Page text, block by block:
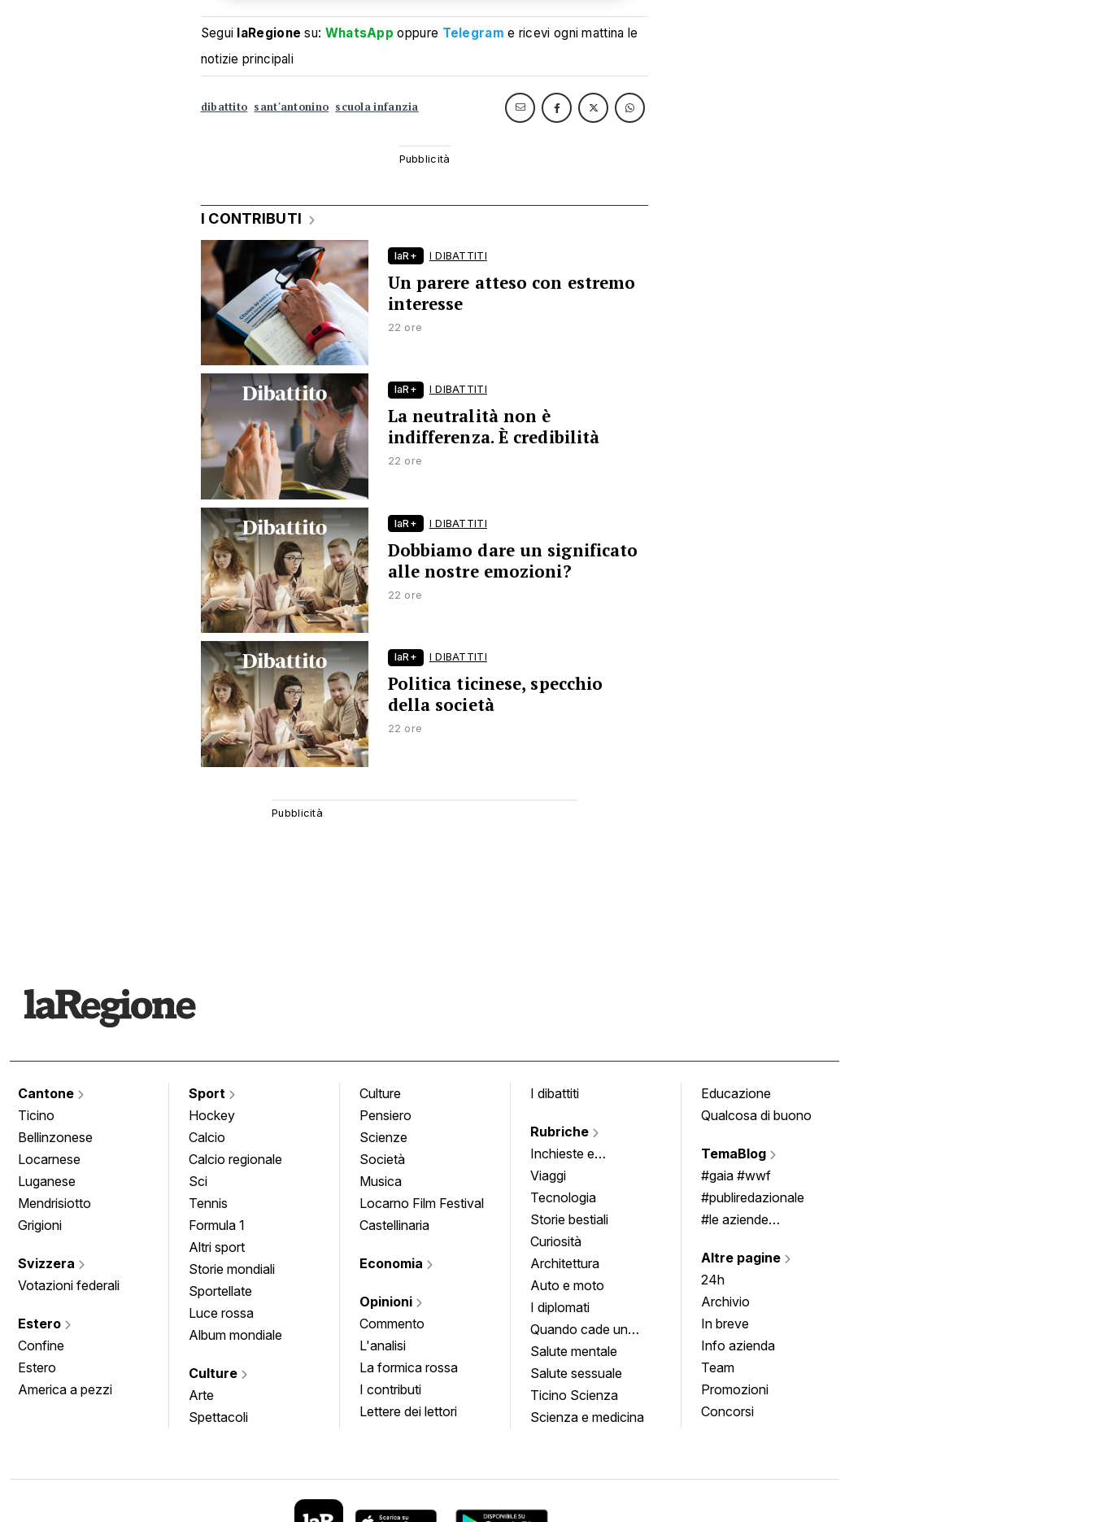
Segui laRegione su: WhatsApp oppure Telegram e ricevi ogni mattina le
notizie principali
dibattito sant'antonino scuola infanzia
I CONTRIBUTI
laR+ I DIBATTITI
Un parere atteso con estremo
interesse
22 ore
laR+ I DIBATTITI
La neutralità non è
indifferenza. È credibilità
22 ore
laR+ I DIBATTITI
Dobbiamo dare un significato
alle nostre emozioni?
22 ore
laR+ I DIBATTITI
Politica ticinese, specchio
della società
22 ore
Cantone
Ticino
Bellinzonese
Locarnese
Luganese
Mendrisiotto
Grigioni
Svizzera
Votazioni federali
Estero
Confine
Estero
America a pezzi
Sport
Hockey
Calcio
Calcio regionale
Sci
Tennis
Formula 1
Altri sport
Storie mondiali
Sportellate
Luce rossa
Album mondiale
Culture
Arte
Spettacoli
Culture
Pensiero
Scienze
Società
Musica
Locarno Film Festival
Castellinaria
Economia
Opinioni
Commento
L'analisi
La formica rossa
I contributi
Lettere dei lettori
I dibattiti
Rubriche
Inchieste e
approfondimenti
Viaggi
Tecnologia
Storie bestiali
Curiosità
Architettura
Auto e moto
I diplomati
Quando cade un
quadro
Salute mentale
Salute sessuale
Ticino Scienza
Scienza e medicina
Educazione
Qualcosa di buono
TemaBlog
#gaia #wwf
#publiredazionale
#le aziende
Altre pagine
24h
Archivio
In breve
Info azienda
Team
Promozioni
Concorsi